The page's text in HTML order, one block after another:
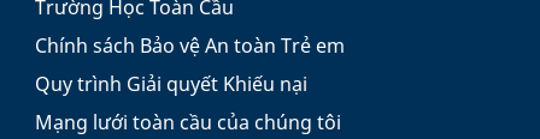
Trường Học Toàn Cầu
Chính sách Bảo vệ An toàn Trẻ em
Quy trình Giải quyết Khiếu nại
Mạng lưới toàn cầu của chúng tôi